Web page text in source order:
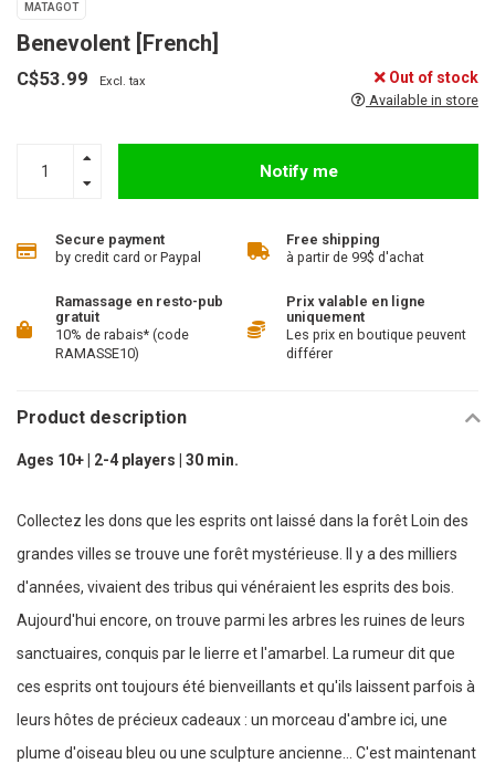
MATAGOT
Benevolent [French]
C$53.99 Excl. tax Out of stock
Available in store
Notify me
Secure payment
by credit card or Paypal
Free shipping
à partir de 99$ d'achat
Ramassage en resto-pub
gratuit
10% de rabais* (code
RAMASSE10)
Prix valable en ligne
uniquement
Les prix en boutique peuvent
différer
Product description
Ages 10+ | 2-4 players | 30 min.
Collectez les dons que les esprits ont laissé dans la forêt Loin des
grandes villes se trouve une forêt mystérieuse. Il y a des milliers
d'années, vivaient des tribus qui vénéraient les esprits des bois.
Aujourd'hui encore, on trouve parmi les arbres les ruines de leurs
sanctuaires, conquis par le lierre et l'amarbel. La rumeur dit que
ces esprits ont toujours été bienveillants et qu'ils laissent parfois à
leurs hôtes de précieux cadeaux : un morceau d'ambre ici, une
plume d'oiseau bleu ou une sculpture ancienne... C'est maintenant